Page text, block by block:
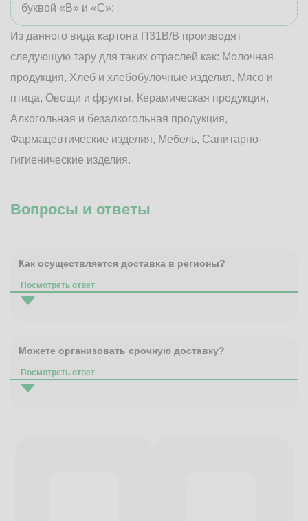
буквой «В» и «С»:
Из данного вида картона П31В/B производят
следующую тару для таких отраслей как: Молочная
продукция, Хлеб и хлебобулочные изделия, Мясо и
птица, Овощи и фрукты, Керамическая продукция,
Алкогольная и безалкогольная продукция,
Фармацевтические изделия, Мебель, Санитарно-
гигиенические изделия.
Вопросы и ответы
Как осуществляется доставка в регионы?
Посмотреть ответ
Можете организовать срочную доставку?
Посмотреть ответ